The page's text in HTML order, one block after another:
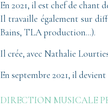
En 2021, il est chef de chant
Il travaille également sur
Bains, TLA production...).
Il crée, avec Nathalie
En septembre 2021, il
DIRECTION MUSICALE